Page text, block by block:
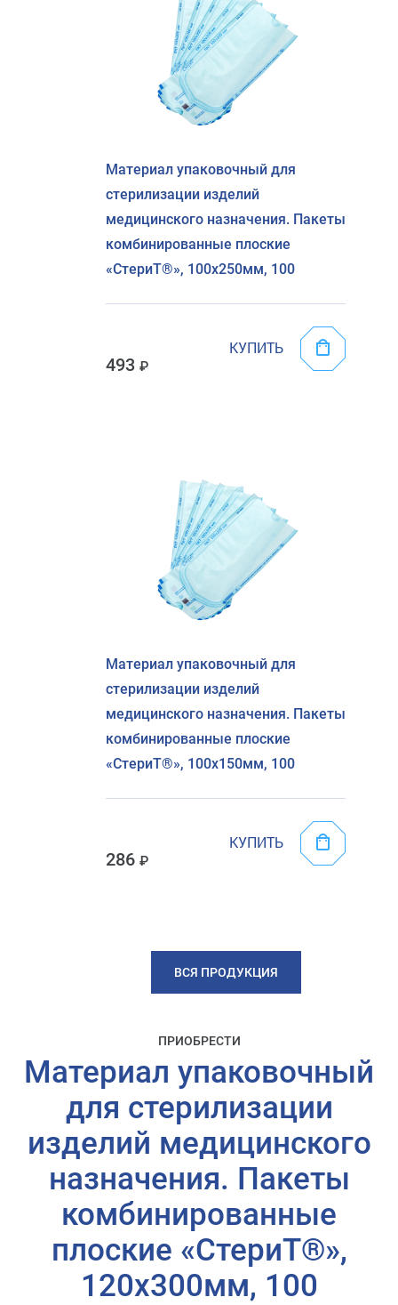
Материал упаковочный для
стерилизации изделий
медицинского назначения. Пакеты
комбинированные плоские
«СтериТ®», 100х250мм, 100
493
КУПИТЬ
Материал упаковочный для
стерилизации изделий
медицинского назначения. Пакеты
комбинированные плоские
«СтериТ®», 100х150мм, 100
286
КУПИТЬ
ВСЯ ПРОДУКЦИЯ
ПРИОБРЕСТИ
Материал упаковочный
для стерилизации
изделий медицинского
назначения. Пакеты
комбинированные
плоские «СтериТ®»,
120х300мм, 100